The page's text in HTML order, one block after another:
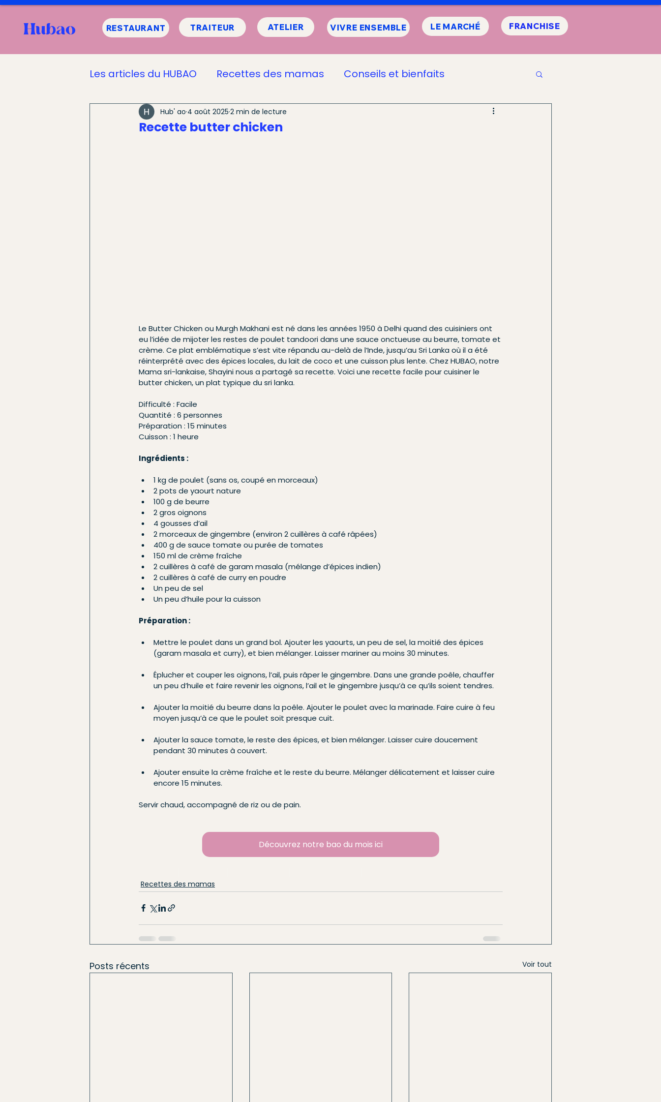
Hubao RESTAURANT TRAITEUR ATELIER VIVRE ENSEMBLE LE MARCHÉ FRANCHISE
Les articles du HUBAO Recettes des mamas Conseils et bienfaits
Informations sur le HUBAO
Recette butter chicken
Hub' ao 4 août 2025 2 min de lecture
Le Butter Chicken ou Murgh Makhani est né dans les années 1950 à Delhi quand des cuisiniers ont
eu l’idée de mijoter les restes de poulet tandoori dans une sauce onctueuse au beurre, tomate et
crème. Ce plat emblématique s’est vite répandu au-delà de l’Inde, jusqu’au Sri Lanka où il a été
réinterprété avec des épices locales, du lait de coco et une cuisson plus lente. Chez HUBAO, notre
Mama sri-lankaise, Shayini nous a partagé sa recette. Voici une recette facile pour cuisiner le
butter chicken, un plat typique du sri lanka.
Difficulté : Facile
Quantité : 6 personnes
Préparation : 15 minutes
Cuisson : 1 heure
Ingrédients :
1 kg de poulet (sans os, coupé en morceaux)
2 pots de yaourt nature
100 g de beurre
2 gros oignons
4 gousses d’ail
2 morceaux de gingembre (environ 2 cuillères à café râpées)
400 g de sauce tomate ou purée de tomates
150 ml de crème fraîche
2 cuillères à café de garam masala (mélange d’épices indien)
2 cuillères à café de curry en poudre
Un peu de sel
Un peu d’huile pour la cuisson
Préparation :
Mettre le poulet dans un grand bol. Ajouter les yaourts, un peu de sel, la moitié des épices
(garam masala et curry), et bien mélanger. Laisser mariner au moins 30 minutes.
Éplucher et couper les oignons, l’ail, puis râper le gingembre. Dans une grande poêle, chauffer
un peu d’huile et faire revenir les oignons, l’ail et le gingembre jusqu’à ce qu’ils soient tendres.
Ajouter la moitié du beurre dans la poêle. Ajouter le poulet avec la marinade. Faire cuire à feu
moyen jusqu’à ce que le poulet soit presque cuit.
Ajouter la sauce tomate, le reste des épices, et bien mélanger. Laisser cuire doucement
pendant 30 minutes à couvert.
Ajouter ensuite la crème fraîche et le reste du beurre. Mélanger délicatement et laisser cuire
encore 15 minutes.
Servir chaud, accompagné de riz ou de pain.
Découvrez notre bao du mois ici
Recettes des mamas
Posts récents Voir tout